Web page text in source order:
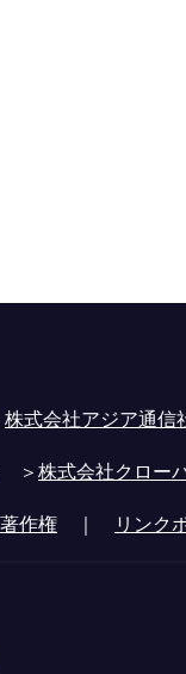
株式会社アジア通信
＞株式会社クロー
著作権 ｜ リンク